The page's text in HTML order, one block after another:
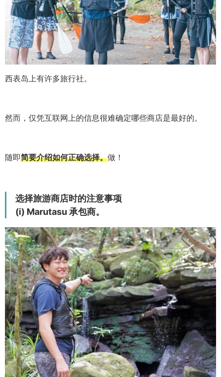
西表岛上有许多旅行社。
然而，仅凭互联网上的信息很难确定哪些商店是最好的。
随即简要介绍如何正确选择。做！
选择旅游商店时的注意事项
(i) Marutasu 承包商。